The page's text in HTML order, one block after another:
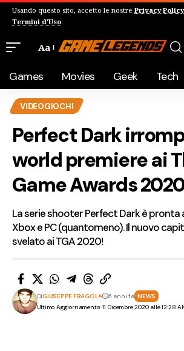
Usando questo sito, accetto le nostre Privacy Policy
Termini d'Uso.
Aa
Games Movies Geek Tech
VIDEOGIOCHI
Perfect Dark
world premiere ai
Game Awards
La serie shooter Perfect Dark è pronta
Xbox e PC (quantomeno). Il nuovo
svelato ai TGA 2020!
Ultimo Aggiornamento: 11 Dicembre 2020 alle 12:28
DiGIUSEPPE FRAGOLA 6 anni fa NEWS